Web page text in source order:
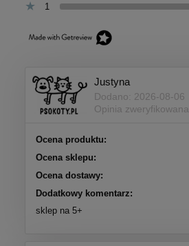
1
Justyna
Dodano: 2026-08-06
Opinia zweryfikowana
Ocena produktu:
Ocena sklepu:
Ocena dostawy:
Dodatkowy komentarz:
sklep na 5+